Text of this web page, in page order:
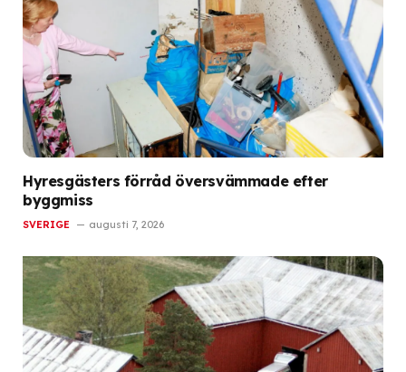
Hyresgästers förråd översvämmade efter
byggmiss
SVERIGE augusti 7, 2026